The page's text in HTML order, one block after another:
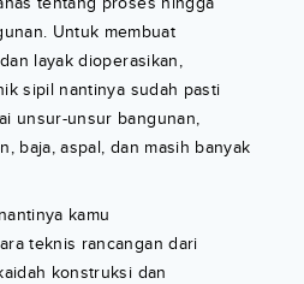
Untuk membuat
layak dioperasikan,
sipil nantinya sudah pasti
unsur-unsur bangunan,
baja, aspal, dan masih banyak
kamu
teknis rancangan dari
konstruksi dan